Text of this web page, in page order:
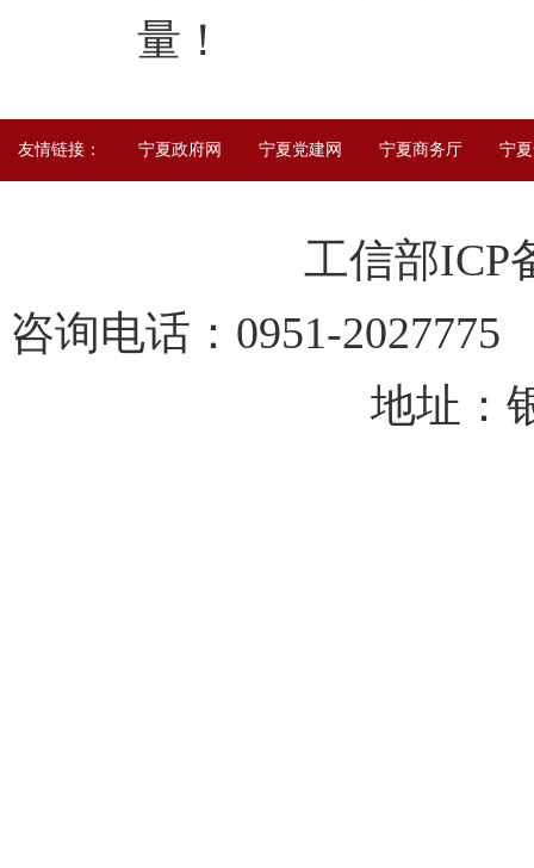
量！
友情链接： 宁夏政府网 宁夏党建网 宁夏商务厅 宁
工信部ICP
咨询电话：0951-
地址：